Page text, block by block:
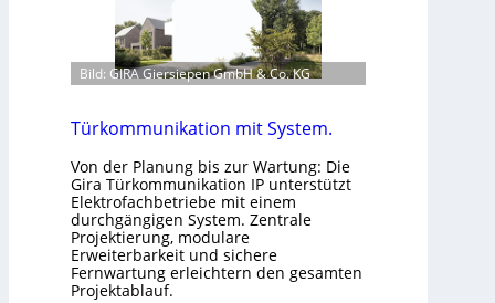
Bild: GIRA Giersiepen GmbH & Co. KG
Türkommunikation mit System.
Von der Planung bis zur Wartung: Die
Gira Türkommunikation IP unterstützt
Elektrofachbetriebe mit einem
durchgängigen System. Zentrale
Projektierung, modulare
Erweiterbarkeit und sichere
Fernwartung erleichtern den gesamten
Projektablauf.